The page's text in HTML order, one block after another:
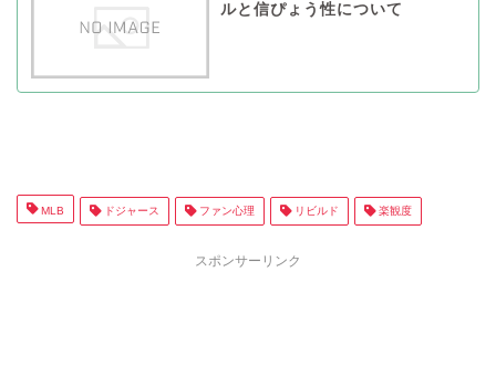
ルと信ぴょう性について
MLB ドジャース ファン心理 リビルド 楽観度
スポンサーリンク